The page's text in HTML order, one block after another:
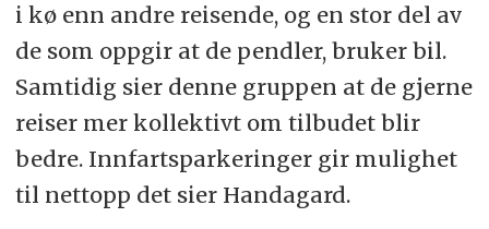
i kø enn andre reisende, og en stor del av
de som oppgir at de pendler, bruker bil.
Samtidig sier denne gruppen at de gjerne
reiser mer kollektivt om tilbudet blir
bedre. Innfartsparkeringer gir mulighet
til nettopp det sier Handagard.